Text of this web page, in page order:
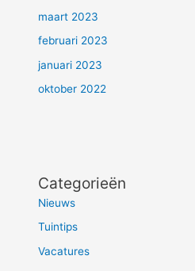
maart 2023
februari 2023
januari 2023
oktober 2022
Categorieën
Nieuws
Tuintips
Vacatures